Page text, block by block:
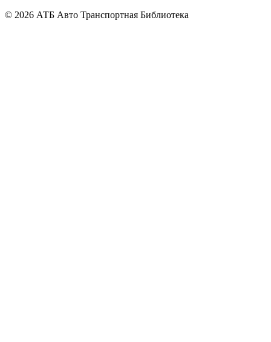
© 2026 АТБ Авто Транспортная Библиотека